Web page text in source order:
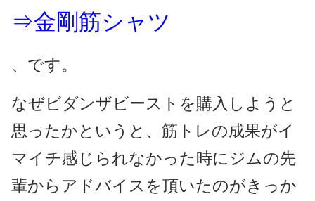
⇒金剛筋シャツ
、です。
なぜビダンザビーストを購入しようと
思ったかというと、筋トレの成果がイ
マイチ感じられなかった時にジムの先
輩からアドバイスを頂いたのがきっか